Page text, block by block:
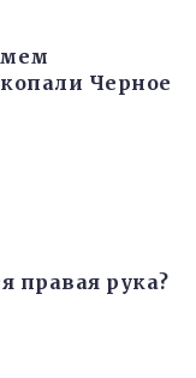
мем
Черное
правая рука?